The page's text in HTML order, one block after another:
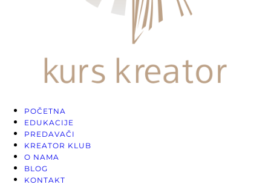
POČETNA
EDUKACIJE
PREDAVAČI
KREATOR KLUB
O NAMA
BLOG
KONTAKT